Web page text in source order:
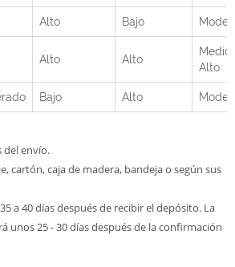
Alto Bajo
Alto Alto
Medio
Alto
Bajo Alto
del envío.
cartón, caja de madera, bandeja o según sus
a 40 días después de recibir el depósito. La
unos 25 - 30 días después de la confirmación